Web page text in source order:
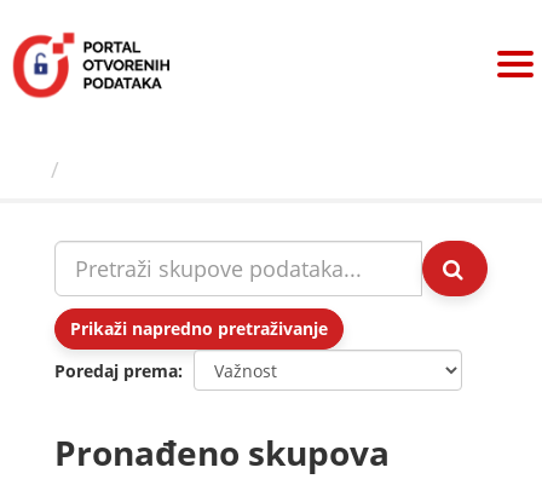
sadržaj
Prikaži napredno pretraživanje
Poredaj prema
Pronađeno skupova